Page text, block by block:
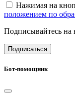
Нажимая на
положением по
Подписывайтесь на
Подписаться
Бот-помощник